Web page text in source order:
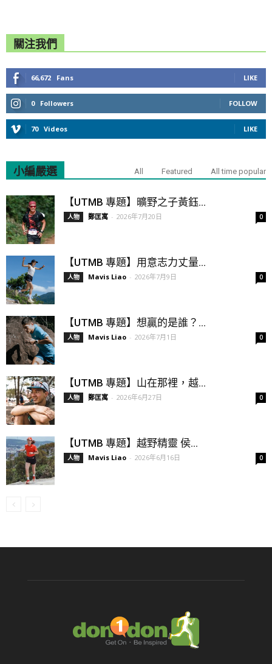
關注我們
66,672 Fans LIKE
0 Followers FOLLOW
70 Videos LIKE
小編嚴選 All Featured All time popular
【UTMB 專題】曠野之子黃鈺...
人物 鄭匡寓 - 2026年7月20日 0
【UTMB 專題】用意志力丈量...
人物 Mavis Liao - 2026年7月9日 0
【UTMB 專題】想贏的是誰？...
人物 Mavis Liao - 2026年7月1日 0
【UTMB 專題】山在那裡，越...
人物 鄭匡寓 - 2026年6月27日 0
【UTMB 專題】越野精靈 侯...
人物 Mavis Liao - 2026年6月16日 0